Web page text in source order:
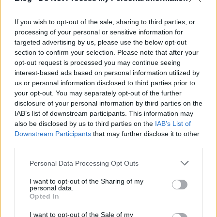
If you wish to opt-out of the sale, sharing to third parties, or
processing of your personal or sensitive information for
targeted advertising by us, please use the below opt-out
section to confirm your selection. Please note that after your
opt-out request is processed you may continue seeing
interest-based ads based on personal information utilized by
us or personal information disclosed to third parties prior to
your opt-out. You may separately opt-out of the further
disclosure of your personal information by third parties on the
IAB’s list of downstream participants. This information may
also be disclosed by us to third parties on the IAB’s List of
Downstream Participants that may further disclose it to other
Please note that this website/app uses one or more Google
not limited to your visit or usage behaviour. You may click to
grant or deny consent to Google and its third-party tags to
use your data for below specified purposes in below Google
consent section.
Personal Data Processing Opt Outs
I want to opt-out of the Sharing of my
personal data.
Opted In
I want to opt-out of the Sale of my
ahol a főszereplő lakik? (Amúgy még rendszáma
hogy nem szúrja ki, hogy pont ez az autó követi? (Az
érzelmi állapotával magyarázható, ám szerintem
ekkor a szeme ki van hegyezve az Erendreich-re utaló
nyomokra, tehát fel kellene ismernie.) 3. A pedáns,
nagyon pontos rosszfiú figyelme elsiklik az
anyósülés alatti drótvágó felett. Utóbbinak végül
semmilyen szerepe nincs, számomra mégis
hiteltelen, hogy ez a szerszám csak úgy bent
maradhatott. 4. 1 óra 26-kor a slusszkulcs benne van
az indítóban, holott alig fél perccel korábban
láthattuk, ahogy Sean visszaviszi azt a házba.